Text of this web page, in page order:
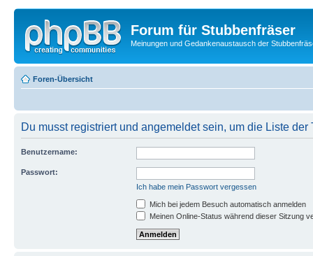
Forum für Stubbenfräser
Meinungen und Gedankenaustausch der
Foren-Übersicht
Du musst registriert und angemeldet sein, um die Liste
Benutzername:
Passwort:
Ich habe mein Passwort vergessen
Mich bei jedem Besuch automatisch anmelden
Meinen Online-Status während dieser Sitzung